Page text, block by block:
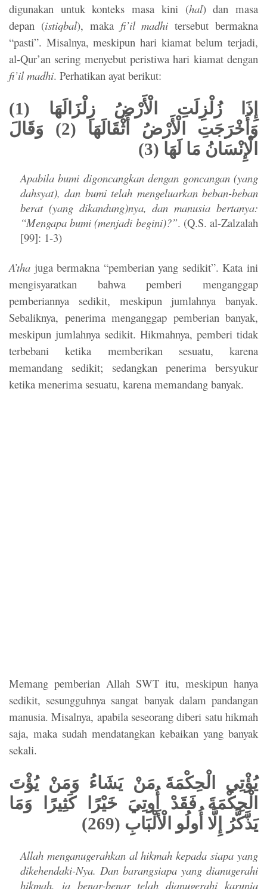
digunakan untuk konteks masa kini (hal) dan masa
depan (istiqbal), maka fi’il madhi tersebut bermakna
“pasti”. Misalnya, meskipun hari kiamat belum terjadi,
al-Qur’an sering menyebut peristiwa hari kiamat dengan
fi’il madhi. Perhatikan ayat berikut:
إِذَا زُلْزِلَتِ الْأَرْضُ زِلْزَالَهَا (1)
وَأَخْرَجَتِ الْأَرْضُ أَثْقَالَهَا (2) وَقَالَ
الْإِنْسَانُ مَا لَهَا (3)
Apabila bumi digoncangkan dengan goncangan (yang
dahsyat), dan bumi telah mengeluarkan beban-beban
berat (yang dikandung)nya, dan manusia bertanya:
“Mengapa bumi (menjadi begini)?”. (Q.S. al-Zalzalah
[99]: 1-3)
A’tha juga bermakna “pemberian yang sedikit”. Kata ini
mengisyaratkan bahwa pemberi menganggap
pemberiannya sedikit, meskipun jumlahnya banyak.
Sebaliknya, penerima menganggap pemberian banyak,
meskipun jumlahnya sedikit. Hikmahnya, pemberi tidak
terbebani ketika memberikan sesuatu, karena
memandang sedikit; sedangkan penerima bersyukur
ketika menerima sesuatu, karena memandang banyak.
Memang pemberian Allah SWT itu, meskipun hanya
sedikit, sesungguhnya sangat banyak dalam pandangan
manusia. Misalnya, apabila seseorang diberi satu hikmah
saja, maka sudah mendatangkan kebaikan yang banyak
sekali.
يُؤْتِي الْحِكْمَةَ مَنْ يَشَاءُ وَمَنْ يُؤْتَ
الْحِكْمَةَ فَقَدْ أُوتِيَ خَيْرًا كَثِيرًا وَمَا
يَذَّكَّرُ إِلَّا أُولُو الْأَلْبَابِ (269)
Allah menganugerahkan al hikmah kepada siapa yang
dikehendaki-Nya. Dan barangsiapa yang dianugerahi
hikmah, ia benar-benar telah dianugerahi karunia